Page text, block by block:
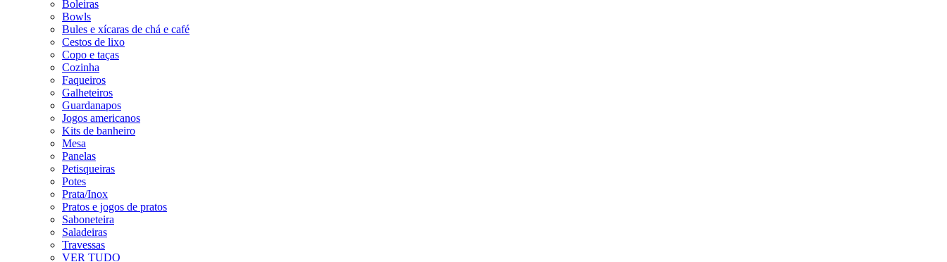
Boleiras
Bowls
Bules e xícaras de chá e café
Cestos de lixo
Copo e taças
Cozinha
Faqueiros
Galheteiros
Guardanapos
Jogos americanos
Kits de banheiro
Mesa
Panelas
Petisqueiras
Potes
Prata/Inox
Pratos e jogos de pratos
Saboneteira
Saladeiras
Travessas
VER TUDO